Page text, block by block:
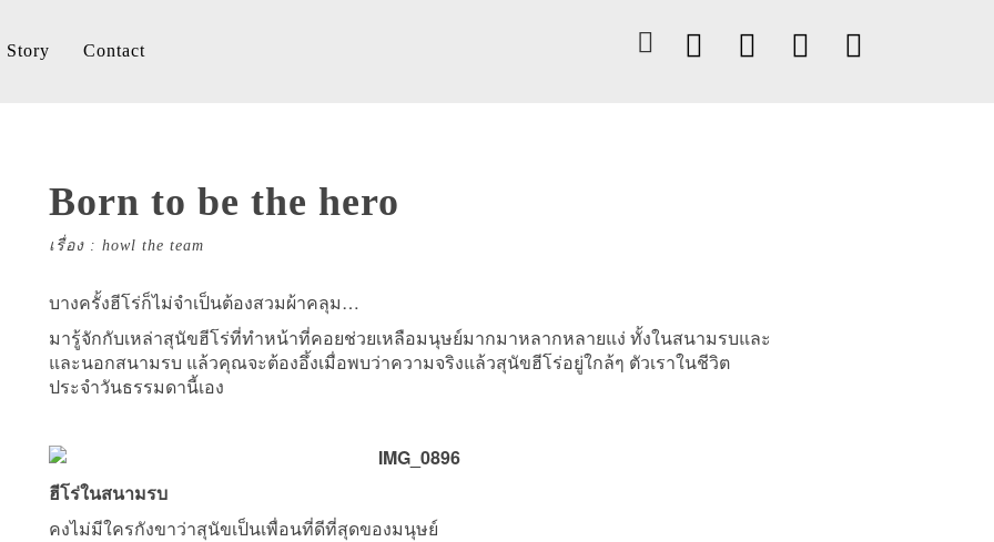
Story Contact
Born to be the hero
เรื่อง : howl the team
บางครั้งฮีโร่ก็ไม่จำเป็นต้องสวมผ้าคลุม…
มารู้จักกับเหล่าสุนัขฮีโร่ที่ทำหน้าที่คอยช่วยเหลือมนุษย์มากมาหลากหลายแง่ ทั้งในสนามรบและ
และนอกสนามรบ แล้วคุณจะต้องอึ้งเมื่อพบว่าความจริงแล้วสุนัขฮีโร่อยู่ใกล้ๆ ตัวเราในชีวิต
ประจำวันธรรมดานี้เอง
ฮีโร่ในสนามรบ
คงไม่มีใครกังขาว่าสุนัขเป็นเพื่อนที่ดีที่สุดของมนุษย์